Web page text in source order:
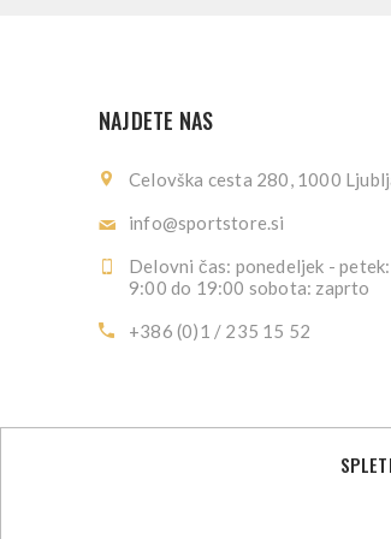
NAJDETE NAS
Celovška cesta 280, 1000
info@sportstore.si
Delovni čas: ponedeljek -
9:00 do 19:00 sobota: zaprto
+386 (0)1 / 235 15 52